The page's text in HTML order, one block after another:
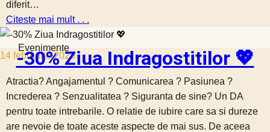
diferit…
Citeste mai mult . . .
14 februarie 2025
Evenimente
-30% Ziua Indragostitilor 💖
Atractia? Angajamentul ? Comunicarea ? Pasiunea ?
Increderea ? Senzualitatea ? Siguranta de sine? Un DA
pentru toate intrebarile. O relatie de iubire care sa si dureze
are nevoie de toate aceste aspecte de mai sus. De aceea